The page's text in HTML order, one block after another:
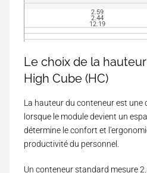
e
r
E
t
(
)
r
g
u
r
E
t
.
(
m
)
H
a
t
u
r
E
l
m
2.59
2.44
3700
12.19
2.44
76.0
4000 (estimation)
Le choix de la
High Cube (HC)
La hauteur du conteneur est
lorsque le module devient un
détermine le confort et
productivité du personnel.
Un conteneur standard mesure